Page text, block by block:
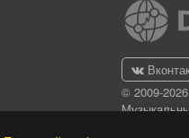
© 2009-